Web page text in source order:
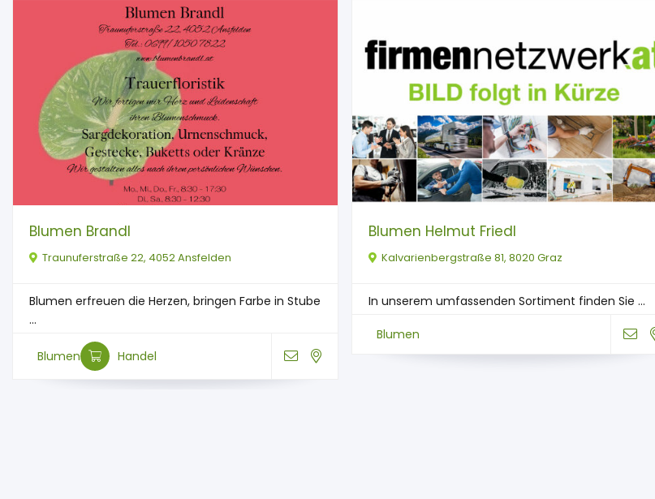
Blumen Brandl
Traunuferstraße 22, 4052 Ansfelden
Blumen erfreuen die Herzen, bringen Farbe in Stube
...
Blumen Handel
Blumen Helmut Friedl
Kalvarienbergstraße 81, 8020 Graz
In unserem umfassenden Sortiment finden Sie ...
Blumen